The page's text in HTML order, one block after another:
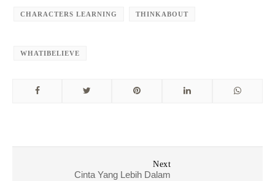
CHARACTERS LEARNING THINKABOUT
WHATIBELIEVE
Next
Cinta Yang Lebih Dalam